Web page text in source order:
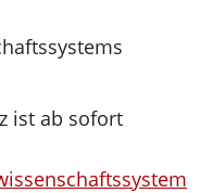
ist ab sofort